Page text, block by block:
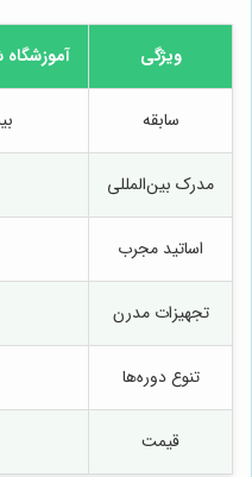
ویژگی
سابقه
مدرک بین‌المللی
اساتید مجرب
تجهیزات مدرن
تنوع دوره‌ها
قیمت